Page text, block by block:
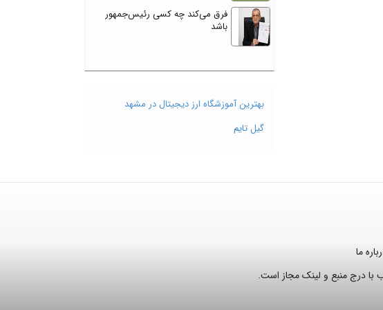
فرق می‌کند چه کسی رئیس‌جمهور
باشد
بهترین آموزشگاه ارز دیجیتال در مشهد
گیل تایم
ما
با درج منبع و لینک مجاز است.